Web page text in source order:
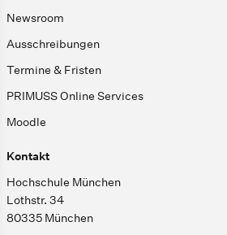
Newsroom
Ausschreibungen
Termine & Fristen
PRIMUSS Online Services
Moodle
Kontakt
Hochschule München
Lothstr. 34
80335 München